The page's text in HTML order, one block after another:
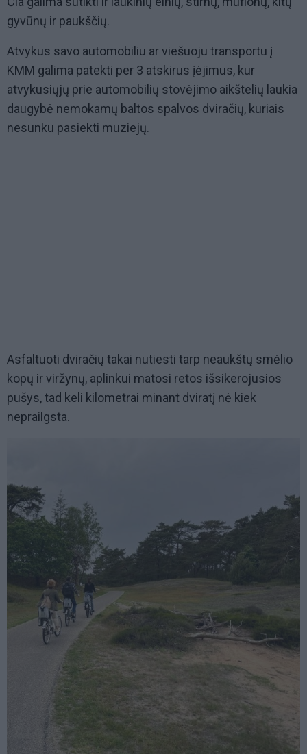
gyvūnų ir paukščių.
Atvykus savo automobiliu ar viešuoju transportu į
KMM galima patekti per 3 atskirus įėjimus, kur
atvykusiųjų prie automobilių stovėjimo aikštelių laukia
daugybė nemokamų baltos spalvos dviračių, kuriais
nesunku pasiekti muziejų.
Asfaltuoti dviračių takai nutiesti tarp neaukštų smėlio
kopų ir viržynų, aplinkui matosi retos išsikerojusios
pušys, tad keli kilometrai minant dviratį nė kiek
neprailgsta.